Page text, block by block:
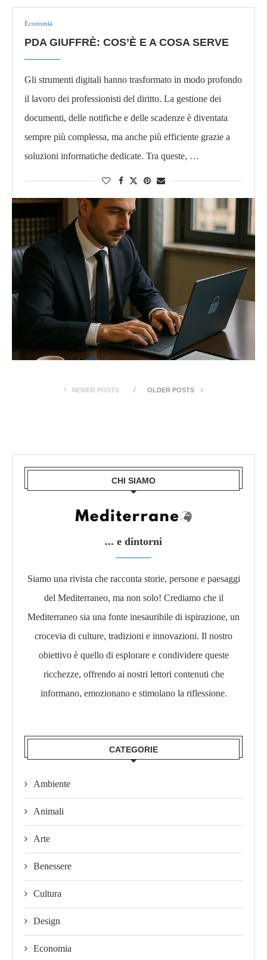
Economia
PDA GIUFFRÈ: COS’È E A COSA SERVE
Gli strumenti digitali hanno trasformato in modo profondo
il lavoro dei professionisti del diritto. La gestione dei
documenti, delle notifiche e delle scadenze è diventata
sempre più complessa, ma anche più efficiente grazie a
soluzioni informatiche dedicate. Tra queste, …
NEWER POSTS OLDER POSTS
CHI SIAMO
... e dintorni
Siamo una rivista che racconta storie, persone e paesaggi
del Mediterraneo, ma non solo! Crediamo che il
Mediterraneo sia una fonte inesauribile di ispirazione, un
crocevia di culture, tradizioni e innovazioni. Il nostro
obiettivo è quello di esplorare e condividere queste
ricchezze, offrendo ai nostri lettori contenuti che
informano, emozionano e stimolano la riflessione.​
CATEGORIE
Ambiente
Animali
Arte
Benessere
Cultura
Design
Economia